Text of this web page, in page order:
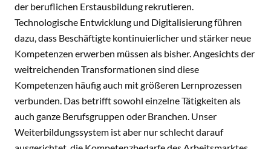
der beruflichen Erstausbildung rekrutieren.
Technologische Entwicklung und Digitalisierung führen
dazu, dass Beschäftigte kontinuierlicher und stärker neue
Kompetenzen erwerben müssen als bisher. Angesichts der
weitreichenden Transformationen sind diese
Kompetenzen häufig auch mit größeren Lernprozessen
verbunden. Das betrifft sowohl einzelne Tätigkeiten als
auch ganze Berufsgruppen oder Branchen. Unser
Weiterbildungssystem ist aber nur schlecht darauf